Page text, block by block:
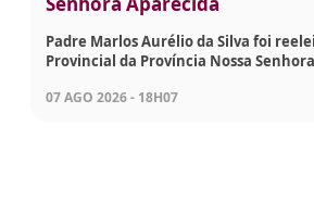
Padre Marlos Aurélio da Silva foi
Provincial da Província Nossa
07 AGO 2026 - 18H07